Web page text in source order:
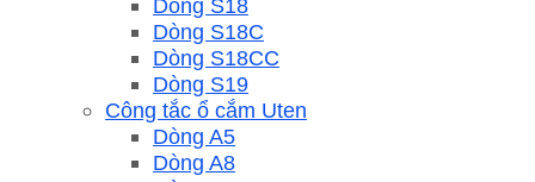
Dòng S18
Dòng S18C
Dòng S18CC
Dòng S19
Công tắc ổ cắm Uten
Dòng A5
Dòng A8